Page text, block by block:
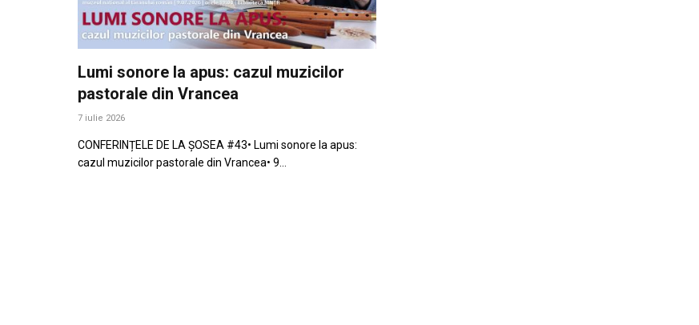
Lumi sonore la apus: cazul muzicilor
pastorale din Vrancea
7 iulie 2026
CONFERINȚELE DE LA ȘOSEA #43• Lumi sonore la apus:
cazul muzicilor pastorale din Vrancea• 9…